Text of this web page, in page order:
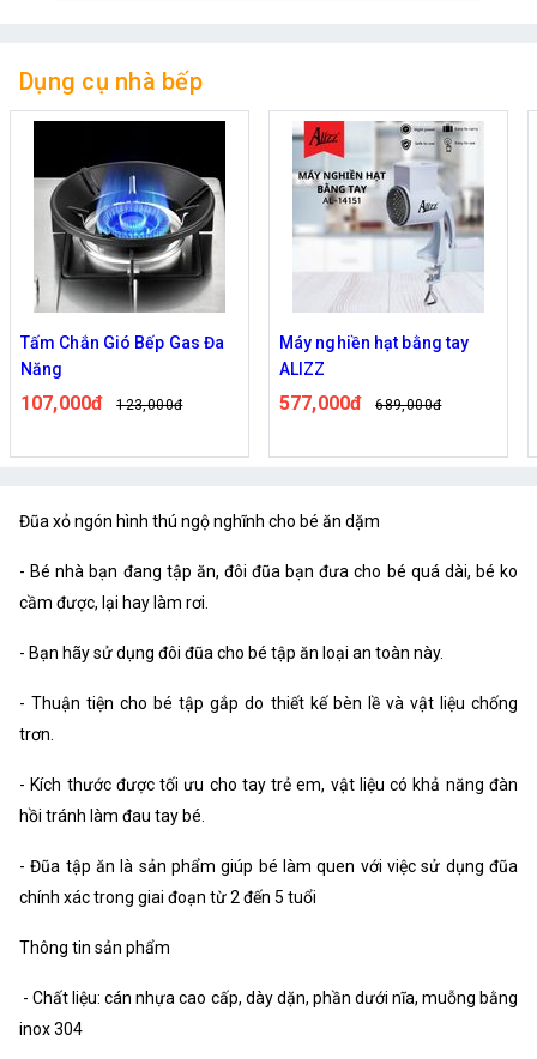
Dụng cụ nhà bếp
Tấm Chắn Gió Bếp Gas Đa
Năng
107,000đ 123,000đ
Máy nghiền hạt bằng tay
ALIZZ
577,000đ 689,000đ
Đũa xỏ ngón hình thú ngộ nghĩnh cho bé ăn dặm
- Bé nhà bạn đang tập ăn, đôi đũa bạn đưa cho bé quá dài, bé ko
cầm được, lại hay làm rơi.
- Bạn hãy sử dụng đôi đũa cho bé tập ăn loại an toàn này.
- Thuận tiện cho bé tập gắp do thiết kế bèn lề và vật liệu chống
trơn.
- Kích thước được tối ưu cho tay trẻ em, vật liệu có khả năng đàn
hồi tránh làm đau tay bé.
- Đũa tập ăn là sản phẩm giúp bé làm quen với việc sử dụng đũa
chính xác trong giai đoạn từ 2 đến 5 tuổi
Thông tin sản phẩm
- Chất liệu: cán nhựa cao cấp, dày dặn, phần dưới nĩa, muỗng bằng
inox 304